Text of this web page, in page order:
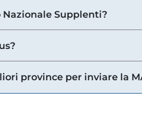
Nazionale Supplenti?
province per inviare la